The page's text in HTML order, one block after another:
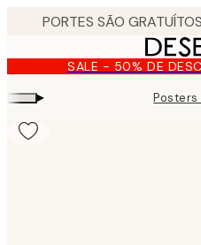
content. SALE - 50% DE
▸